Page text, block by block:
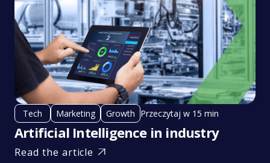
Tech Marketing Growth Przeczytaj w 15 min
Artificial Intelligence in industry
Read the article 